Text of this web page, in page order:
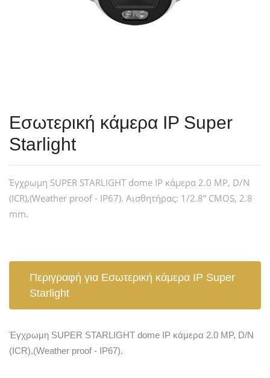
Εσωτερική κάμερα IP Super
Starlight
Έγχρωμη SUPER STARLIGHT dome IP κάμερα 2.0 MP, D/N
(ICR),(Weather proof - IP67). Αισθητήρας: 1/2.8” CMOS, 2.8
mm.
Περιγραφή για Εσωτερική κάμερα IP Super
Starlight
Έγχρωμη SUPER STARLIGHT dome IP κάμερα 2.0 MP, D/N
(ICR),(Weather proof - IP67).